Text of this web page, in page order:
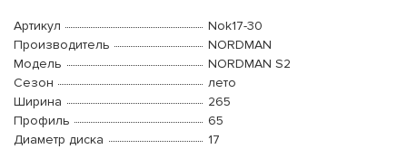
Артикул
Nok17-30
Производитель
NORDMAN
Модель
NORDMAN S2
Сезон
лето
Ширина
265
Профиль
65
Диаметр диска
17